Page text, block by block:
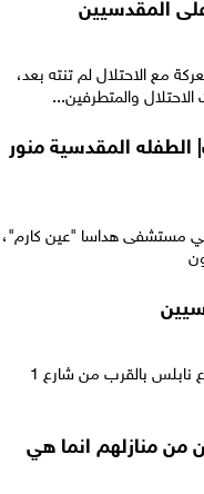
المقدسيين
مع الاحتلال لم تنته بعد،
والمتطرفين...
المقدسية منور
مستشفى هداسا "عين كارم"،
دخل يهودًا متطرفين، في ساعات فجر اليوم الأحد ، شارع نابلس بالقرب من شارع 1
من منازلهم انما هي